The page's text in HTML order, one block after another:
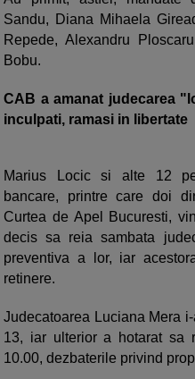
Sandu, Diana Mihaela
Repede, Alexandru
Bobu.
CAB a amanat judecarea
inculpati, ramasi in libertate
Marius Locic si alte 12
bancare, printre care doi
Curtea de Apel Bucuresti,
decis sa reia sambata
preventiva a lor, iar
retinere.
Judecatoarea Luciana Mera
13, iar ulterior a hotarat sa
10.00, dezbaterile privind